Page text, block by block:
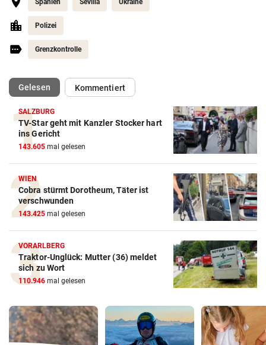
Spanien Sevilla Ukraine
Polizei
Grenzkontrolle
Gelesen(ausgewählt)Kommentiert
SALZBURG
TV-Star geht mit Kanzler Stocker hart
ins Gericht
143.605 mal gelesen
WIEN
Cobra stürmt Dorotheum, Täter ist
verschwunden
143.425 mal gelesen
VORARLBERG
Traktor-Unglück: Mutter (36) meldet
sich zu Wort
110.946 mal gelesen